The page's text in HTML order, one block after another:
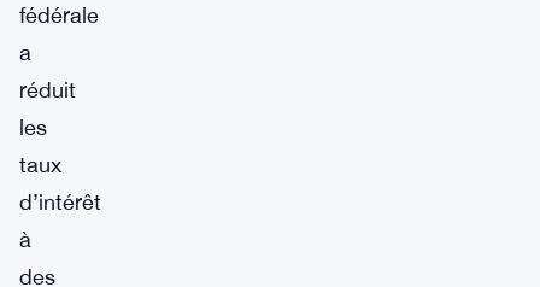
fédérale
a
réduit
les
taux
d’intérêt
à
des